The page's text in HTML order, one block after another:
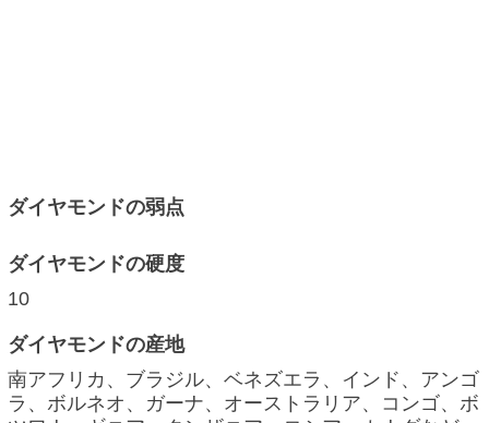
ダイヤモンドの弱点
ダイヤモンドの硬度
10
ダイヤモンドの産地
南アフリカ、ブラジル、ベネズエラ、インド、アンゴ
ラ、ボルネオ、ガーナ、オーストラリア、コンゴ、ボ